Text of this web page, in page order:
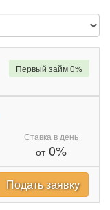
Ставка в день
от0%
Первый займ 0%
Подать заявку